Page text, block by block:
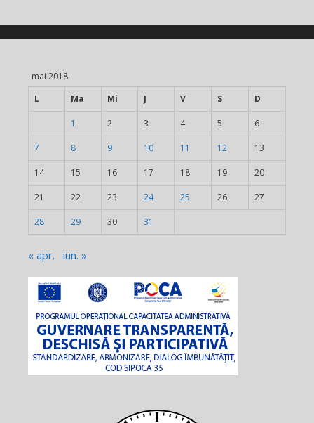
mai 2018
L
Ma Mi J V S D
1 2 3 4 5 6
7 8 9 10 11 12 13
14 15 16 17 18 19 20
21 22 23 24 25 26 27
28 29 30 31
« apr. iun. »